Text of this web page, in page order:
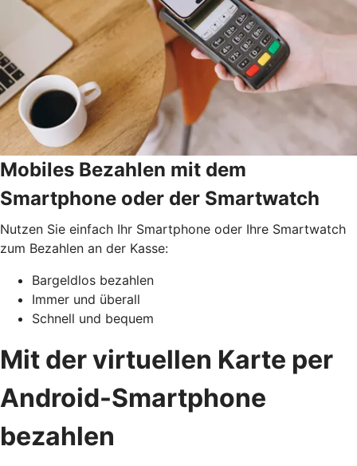
Mobiles Bezahlen mit dem
Smartphone oder der Smartwatch
Nutzen Sie einfach Ihr Smartphone oder Ihre Smartwatch
zum Bezahlen an der Kasse:
Bargeldlos bezahlen
Immer und überall
Schnell und bequem
Mit der virtuellen Karte per
Android-Smartphone
bezahlen